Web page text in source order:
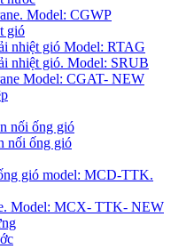
Model: CGWP
gió
nhiệt gió Model: RTAG
nhiệt gió. Model: SRUB
Model: CGAT- NEW
nối ống gió
nối ống gió
gió model: MCD-TTK.
Model: MCX- TTK- NEW